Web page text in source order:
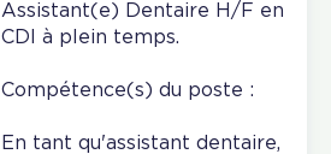
Assistant(e) Dentaire H/F en
CDI à plein temps.
Compétence(s) du poste :
En tant qu'assistant dentaire,